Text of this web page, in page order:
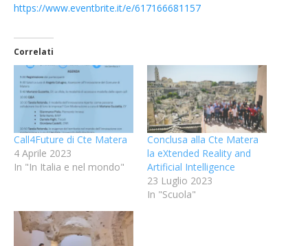
https://www.eventbrite.it/e/617166681157
Correlati
Call4Future di Cte Matera
4 Aprile 2023
In "In Italia e nel mondo"
Conclusa alla Cte Matera
la eXtended Reality and
Artificial Intelligence
23 Luglio 2023
In "Scuola"